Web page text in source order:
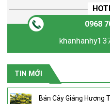
0968
TIN MỚI
Bán Cây Giáng Hương